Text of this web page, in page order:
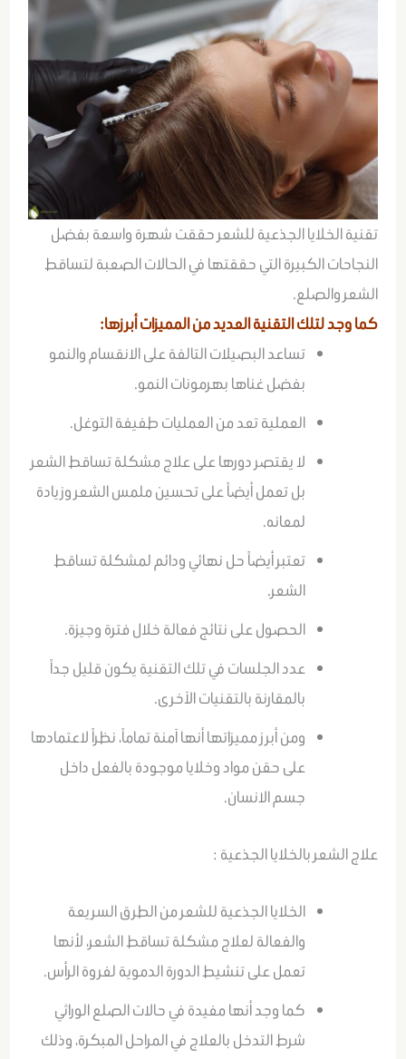
تقنية الخلايا الجذعية للشعر حققت شهرة واسعة بفضل
النجاحات الكبيرة التي حققتها في الحالات الصعبة لتساقط
الشعر والصلع.
كما وجد لتلك التقنية العديد من المميزات أبرزها:
تساعد البصيلات التالفة على الانقسام والنمو
بفضل غناها بهرمونات النمو.
العملية تعد من العمليات طفيفة التوغل.
لا يقتصر دورها على علاج مشكلة تساقط الشعر
بل تعمل أيضاً على تحسين ملمس الشعر وزيادة
لمعانه.
تعتبر أيضاً حل نهائي ودائم لمشكلة تساقط
الشعر.
الحصول على نتائج فعالة خلال فترة وجيزة.
عدد الجلسات في تلك التقنية يكون قليل جداً
بالمقارنة بالتقنيات الآخرى.
ومن أبرز مميزاتها أنها آمنة تماماً، نظراً لاعتمادها
على حقن مواد وخلايا موجودة بالفعل داخل
جسم الانسان.
علاج الشعر بالخلايا الجذعية :
الخلايا الجذعية للشعر من الطرق السريعة
والفعالة لعلاج مشكلة تساقط الشعر، لأنها
تعمل على تنشيط الدورة الدموية لفروة الرأس.
كما وجد أنها مفيدة في حالات الصلع الوراثي
شرط التدخل بالعلاج في المراحل المبكرة، وذلك